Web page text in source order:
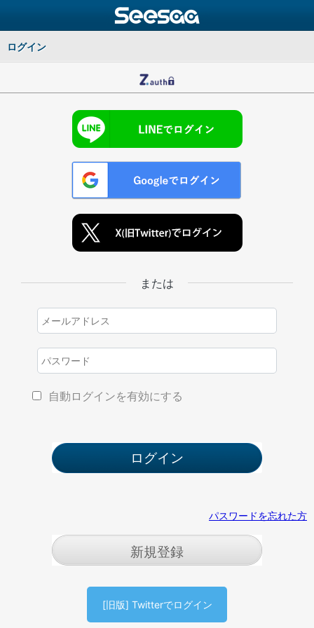
ログイン
または
自動ログインを有効にする
パスワードを忘れた方
新規登録
[旧版] Twitterでログイン